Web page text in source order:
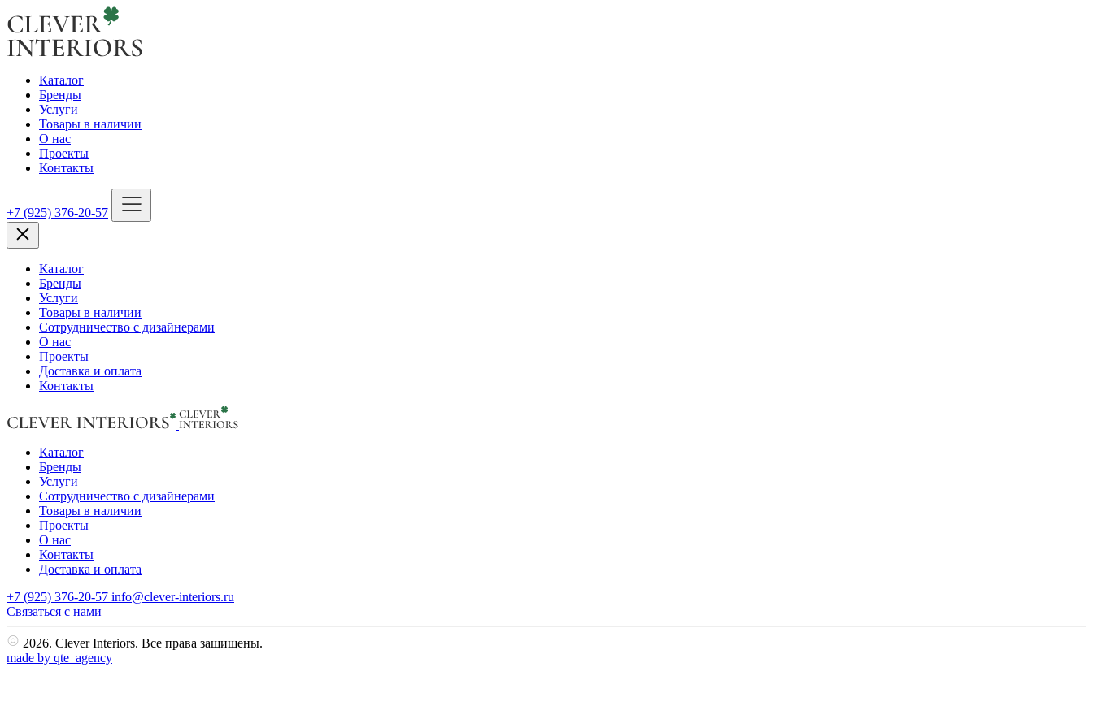
Каталог
Бренды
Услуги
Товары в наличии
О нас
Проекты
Контакты
+7 (925) 376-20-57
Каталог
Бренды
Услуги
Товары в наличии
Сотрудничество с дизайнерами
О нас
Проекты
Доставка и оплата
Контакты
Каталог
Бренды
Услуги
Сотрудничество с дизайнерами
Товары в наличии
Проекты
О нас
Контакты
Доставка и оплата
+7 (925) 376-20-57 info@clever-interiors.ru
Cвязаться с нами
2026. Clever Interiors. Все права защищены.
made by qte_agency